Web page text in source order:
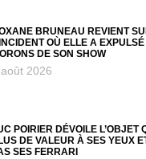
BRUNEAU REVIENT
OÙ ELLE A
DE SON SHOW
2026
POIRIER DÉVOILE L’OBJET
DE VALEUR À SES YEUX
SES FERRARI